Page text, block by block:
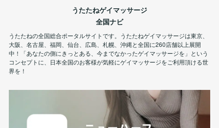
うたたねゲイマッサージ
全国ナビ
うたたねの全国総合ポータルサイトです。うたたねゲイマッサージは東京、
大阪、名古屋、福岡、仙台、広島、札幌、沖縄と全国に260店舗以上展開
中！「あなたの側にきっとある、今までなかったゲイマッサージを」という
コンセプトに、日本全国のお客様が気軽にゲイマッサージをご利用頂ける世
界を！